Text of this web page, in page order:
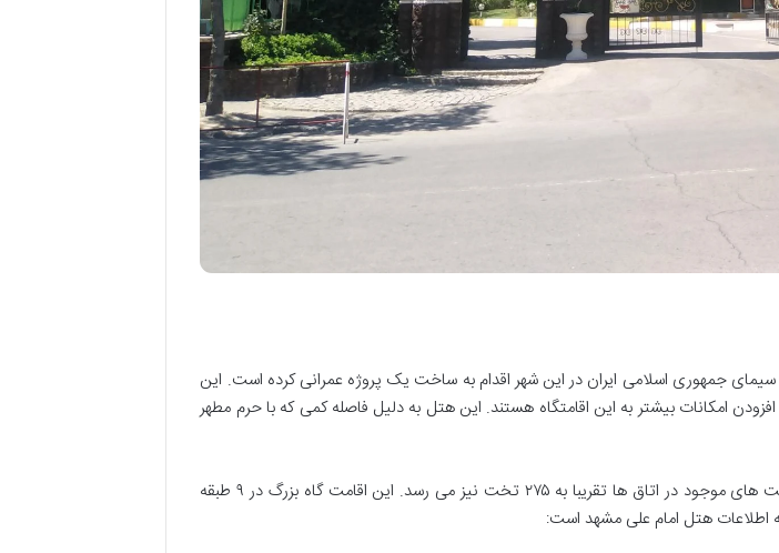
جمهوری اسلامی ایران در این شهر اقدام به ساخت یک پروژه عمرانی کرده است. این
امکانات بیشتر به این اقامتگاه هستند. این هتل به دلیل فاصله کمی که با حرم مطهر
تعداد اتاق ها و سوئیت های هتل امام علی، مجموعا ۱۳۴ عدد است و تعداد تخت های موجود در اتاق ها تقریبا به ۲۷۵ تخت نیز می رسد. این اقامت گاه بزرگ در ۹ طبقه
اطلاعات هتل امام علی مشهد است: